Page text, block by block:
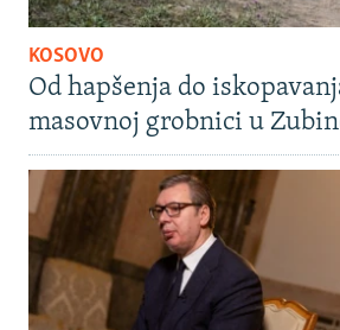
KOSOVO
Od hapšenja do
masovnoj grobnici u